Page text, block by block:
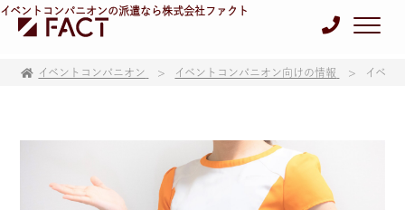
イベントコンパニオンの派遣なら株式会社ファクト
イベントコンパニオン イベントコンパニオン向けの情報 イベン